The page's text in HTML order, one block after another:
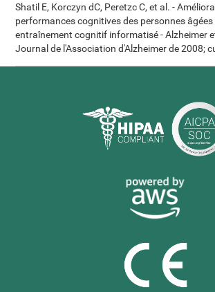
Shatil E, Korczyn dC, Peretzc C, et al. -
performances cognitives des personnes âgées
entraînement cognitif informatisé - Alzheimer
Journal de l'Association d'Alzheimer de 2008;